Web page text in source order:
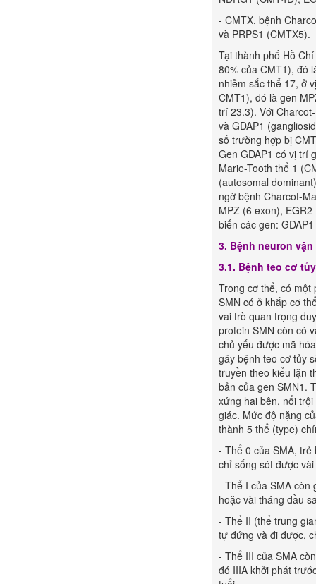
- CMTX, bệnh
và PRPS1 (CMTX5).
Tại thành phố Hồ
80% của CMT1), đó
nhiễm sắc thể 17, ở
CMT1), đó là gen
trí 23.3). Với
và GDAP1
số trường hợp bị
Gen GDAP1 có vị trí
Marie-Tooth thể 1
(autosomal
ngờ bệnh Charcot-
MPZ (6 exon),
biến các gen:
3. Bệnh neuron
3.1. Bệnh teo cơ
Trong cơ thể, có một
SMN có ở khắp cơ
vai trò quan trọng
protein SMN còn có
chủ yếu được mã
gây bệnh teo cơ tủy
truyền theo kiểu lặn
bản của gen SMN1.
xứng hai bên, nổi
giác. Mức độ nặng
thành 5 thể (type)
- Thể 0 của SMA,
chỉ sống sót được
- Thể I của SMA còn
hoặc vài tháng đầu
- Thể II (thể trung
tự đứng và đi được,
- Thể III của SMA
đó IIIA khởi phát